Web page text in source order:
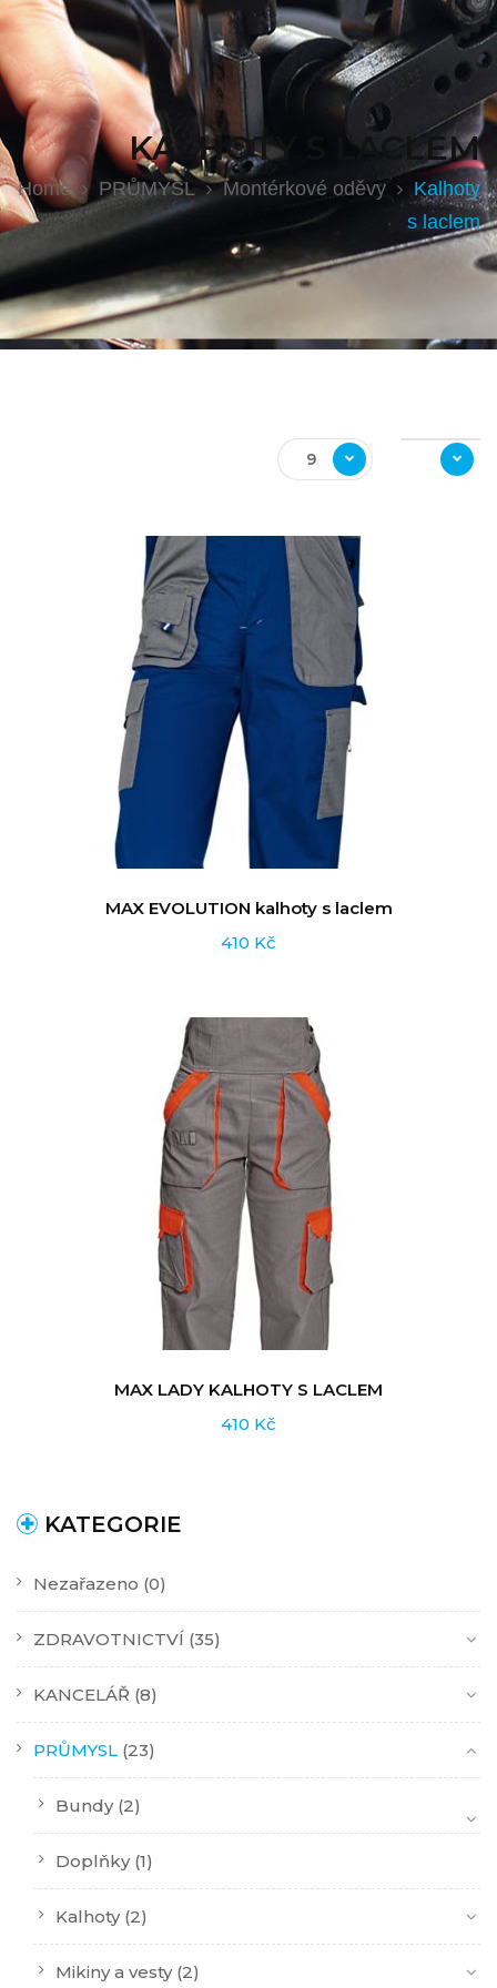
KALHOTY S LACLEM
Home PRŮMYSL Montérkové oděvy
Kalhoty
s laclem
KATEGORIE
Nezařazeno (0)
ZDRAVOTNICTVÍ (35)
KANCELÁŘ (8)
PRŮMYSL (23)
Bundy (2)
Doplňky (1)
Kalhoty (2)
Mikiny a vesty (2)
9
MAX EVOLUTION kalhoty s laclem
410 Kč
MAX LADY KALHOTY S LACLEM
410 Kč